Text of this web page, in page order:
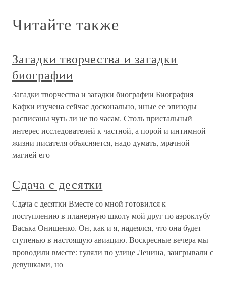
Читайте также
Загадки творчества и загадки
биографии
Загадки творчества и загадки биографии Биография
Кафки изучена сейчас досконально, иные ее эпизоды
расписаны чуть ли не по часам. Столь пристальный
интерес исследователей к частной, а порой и интимной
жизни писателя объясняется, надо думать, мрачной
магией его
Сдача с десятки
Сдача с десятки Вместе со мной готовился к
поступлению в планерную школу мой друг по аэроклубу
Васька Онищенко. Он, как и я, надеялся, что она будет
ступенью в настоящую авиацию. Воскресные вечера мы
проводили вместе: гуляли по улице Ленина, заигрывали с
девушками, но